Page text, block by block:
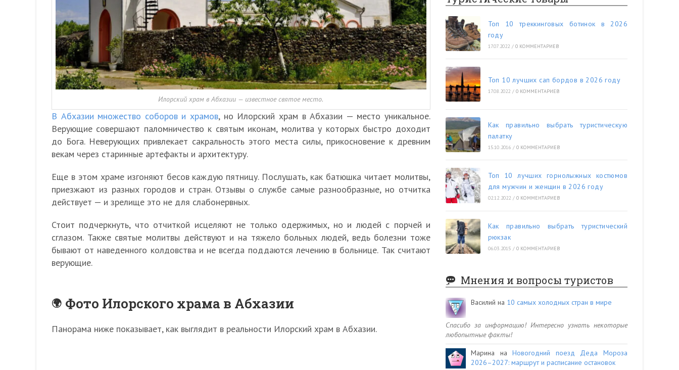
Илорский храм в Абхазии — известное святое место.
В Абхазии множество соборов и храмов, но Илорский храм в Абхазии — место уникальное.
Верующие совершают паломничество к святым иконам, молитва у которых быстро доходит
до Бога. Неверующих привлекает сакральность этого места силы, прикосновение к древним
векам через старинные артефакты и архитектуру.
Еще в этом храме изгоняют бесов каждую пятницу. Послушать, как батюшка читает молитвы,
приезжают из разных городов и стран. Отзывы о службе самые разнообразные, но отчитка
действует — и зрелище это не для слабонервных.
Стоит подчеркнуть, что отчиткой исцеляют не только одержимых, но и людей с порчей и
сглазом. Также святые молитвы действуют и на тяжело больных людей, ведь болезни тоже
бывают от наведенного колдовства и не всегда поддаются лечению в больнице. Так считают
верующие.
Фото Илорского храма в Абхазии
Панорама ниже показывает, как выглядит в реальности Илорский храм в Абхазии.
Топ 10 треккинговых ботинок в 2026
году
17.07.2022 / 0 КОММЕНТАРИЕВ
Топ 10 лучших сап бордов в 2026 году
17.08.2022 / 0 КОММЕНТАРИЕВ
Как правильно выбрать туристическую
палатку
15.10.2016 / 0 КОММЕНТАРИЕВ
Топ 10 лучших горнолыжных костюмов
для мужчин и женщин в 2026 году
02.12.2022 / 0 КОММЕНТАРИЕВ
Как правильно выбрать туристический
рюкзак
06.03.2015 / 0 КОММЕНТАРИЕВ
Мнения и вопросы туристов
Василий на 10 самых холодных стран в мире
Спасибо за информацию! Интересно узнать некоторые
любопытные факты!
Марина наНовогодний поезд Деда Мороза
2026–2027: маршрут и расписание остановок